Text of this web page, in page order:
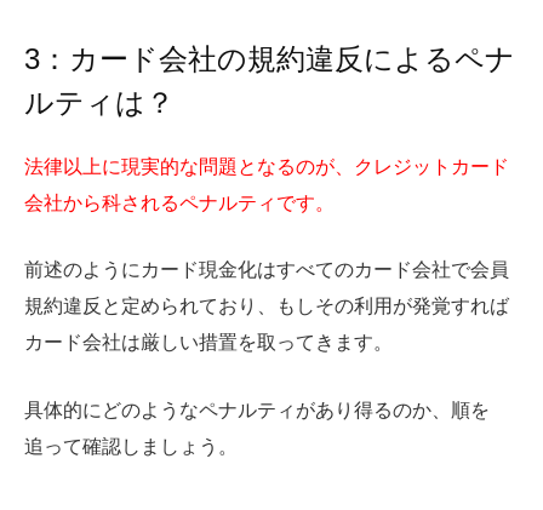
3：カード会社の規約違反によるペナ
ルティは？
法律以上に現実的な問題となるのが、クレジットカード
会社から科されるペナルティです。
前述のようにカード現金化はすべてのカード会社で会員
規約違反と定められており、もしその利用が発覚すれば
カード会社は厳しい措置を取ってきます。
具体的にどのようなペナルティがあり得るのか、順を
追って確認しましょう。